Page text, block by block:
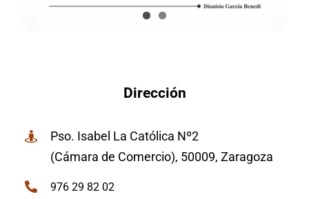
Dirección
Pso. Isabel La Católica Nº2
(Cámara de Comercio), 50009, Zaragoza
976 29 82 02